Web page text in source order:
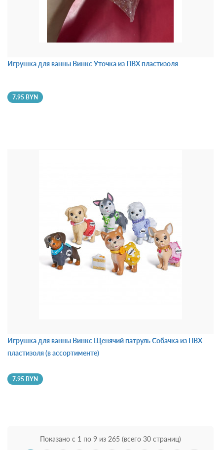
Игрушка для ванны Винкс Уточка из ПВХ пластизоля
7.95 BYN
Игрушка для ванны Винкс Щенячий патруль Собачка из ПВХ
пластизоля (в ассортименте)
7.95 BYN
Показано с 1 по 9 из 265 (всего 30 страниц)